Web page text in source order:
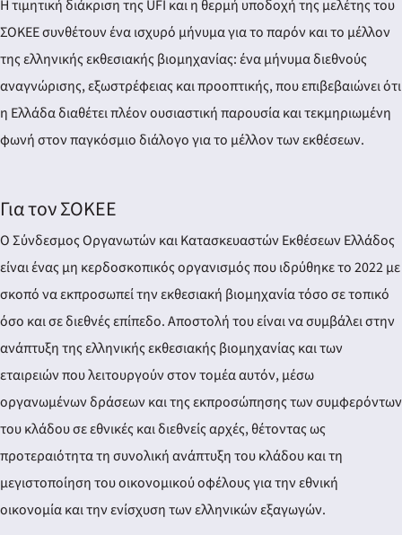
Η τιμητική διάκριση της UFI και η θερμή υποδοχή της μελέτης του
ΣΟΚΕΕ συνθέτουν ένα ισχυρό μήνυμα για το παρόν και το μέλλον
της ελληνικής εκθεσιακής βιομηχανίας: ένα μήνυμα διεθνούς
αναγνώρισης, εξωστρέφειας και προοπτικής, που επιβεβαιώνει ότι
η Ελλάδα διαθέτει πλέον ουσιαστική παρουσία και τεκμηριωμένη
φωνή στον παγκόσμιο διάλογο για το μέλλον των εκθέσεων.
Για τον ΣΟΚΕΕ
Ο Σύνδεσμος Οργανωτών και Κατασκευαστών Εκθέσεων Ελλάδος
είναι ένας μη κερδοσκοπικός οργανισμός που ιδρύθηκε το 2022 με
σκοπό να εκπροσωπεί την εκθεσιακή βιομηχανία τόσο σε τοπικό
όσο και σε διεθνές επίπεδο. Αποστολή του είναι να συμβάλει στην
ανάπτυξη της ελληνικής εκθεσιακής βιομηχανίας και των
εταιρειών που λειτουργούν στον τομέα αυτόν, μέσω
οργανωμένων δράσεων και της εκπροσώπησης των συμφερόντων
του κλάδου σε εθνικές και διεθνείς αρχές, θέτοντας ως
προτεραιότητα τη συνολική ανάπτυξη του κλάδου και τη
μεγιστοποίηση του οικονομικού οφέλους για την εθνική
οικονομία και την ενίσχυση των ελληνικών εξαγωγών.